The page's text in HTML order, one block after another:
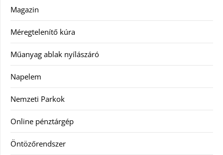
Magazin
Méregtelenítő kúra
Műanyag ablak nyílászáró
Napelem
Nemzeti Parkok
Online pénztárgép
Öntözőrendszer